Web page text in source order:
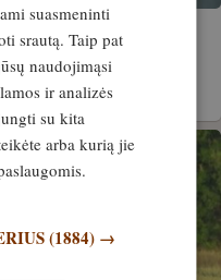
žmogaus
suasmeninti
srautą. Taip pat
naudojimąsi
ir analizės
su kita
arba kurią jie
(1884) →